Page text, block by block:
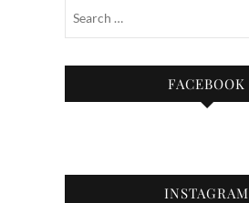
FACEBOOK
INSTAGRAM